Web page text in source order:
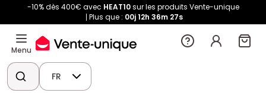
-10% dès 400€ avec HEAT10sur les produits Vente-unique
Plus que : 00j 12h 36m 25s
Menu
FR